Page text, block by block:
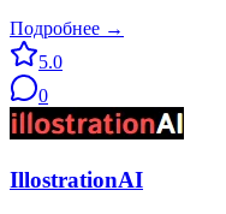
Подробнее →
5.0
0
IllostrationAI